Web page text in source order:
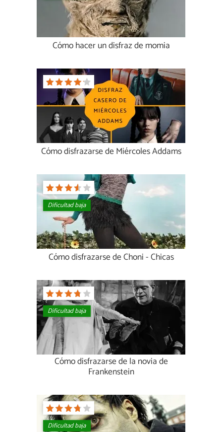
Cómo hacer un disfraz de momia
Cómo disfrazarse de Miércoles Addams
Dificultad baja
Cómo disfrazarse de Choni - Chicas
Dificultad baja
Cómo disfrazarse de la novia de
Frankenstein
Dificultad baja